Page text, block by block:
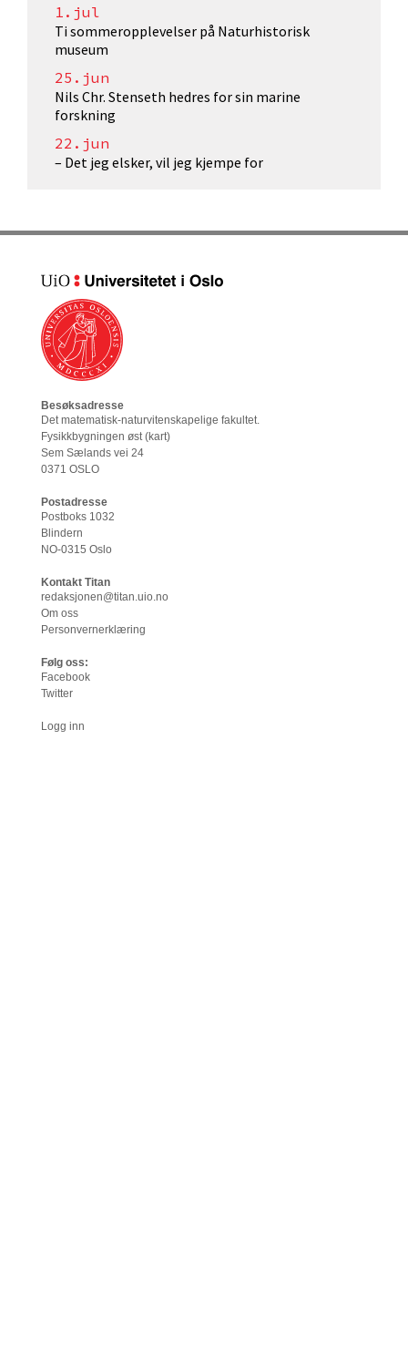
1.jul
Ti sommeropplevelser på Naturhistorisk
museum
25.jun
Nils Chr. Stenseth hedres for sin marine
forskning
22.jun
– Det jeg elsker, vil jeg kjempe for
Besøksadresse
Det matematisk-naturvitenskapelige fakultet.
Fysikkbygningen øst (kart)
Sem Sælands vei 24
0371 OSLO
Postadresse
Postboks 1032
Blindern
NO-0315 Oslo
Kontakt Titan
redaksjonen@titan.uio.no
Om oss
Personvernerklæring
Følg oss:
Facebook
Twitter
Logg inn